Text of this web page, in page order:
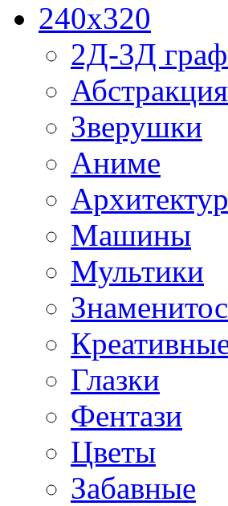
240x320
2Д-3Д
Абстракция
Зверушки
Аниме
Машины
Мультики
Глазки
Фентази
Цветы
Забавные